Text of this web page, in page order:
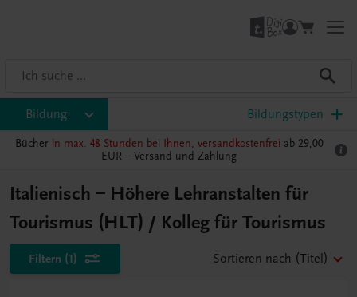
Bildung Bildungstypen
Bücher in max. 48 Stunden bei Ihnen, versandkostenfrei ab 29,00
EUR – Versand und Zahlung
Italienisch – Höhere Lehranstalten für
Tourismus (HLT) / Kolleg für Tourismus
Filtern (1) Sortieren nach (Titel)